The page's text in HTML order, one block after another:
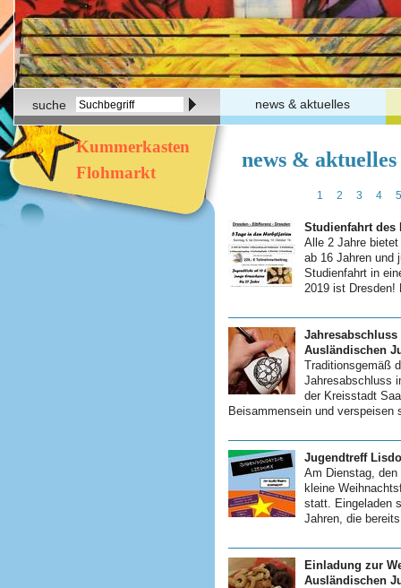
suche news & aktuelles
news & aktuelles
1 2 3 4
Studienfahrt des
Alle 2 Jahre
ab 16 Jahren und
Studienfahrt in
2019 ist Dresden!
Jahresabschluss
Ausländischen
Traditionsgemäß
Jahresabschluss
der Kreisstadt
Beisammensein und verspeisen
Jugendtreff
Am Dienstag, den
kleine
statt. Eingeladen
Jahren, die
Einladung zur
Ausländischen
Kummerkasten
Flohmarkt